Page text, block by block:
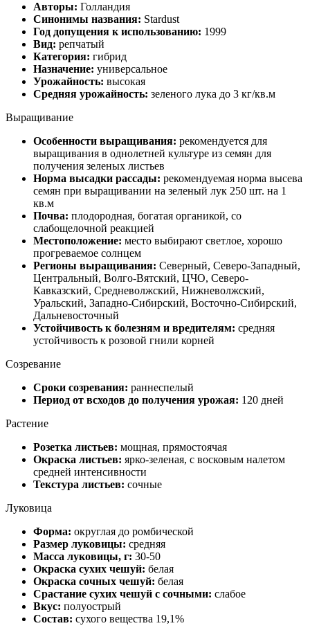
Авторы: Голландия
Синонимы названия: Stardust
Год допущения к использованию: 1999
Вид: репчатый
Категория: гибрид
Назначение: универсальное
Урожайность: высокая
Средняя урожайность: зеленого лука до 3 кг/кв.м
Выращивание
Особенности выращивания: рекомендуется для
выращивания в однолетней культуре из семян для
получения зеленых листьев
Норма высадки рассады: рекомендуемая норма высева
семян при выращивании на зеленый лук 250 шт. на 1
кв.м
Почва: плодородная, богатая органикой, со
слабощелочной реакцией
Местоположение: место выбирают светлое, хорошо
прогреваемое солнцем
Регионы выращивания: Северный, Северо-Западный,
Центральный, Волго-Вятский, ЦЧО, Северо-
Кавказский, Средневолжский, Нижневолжский,
Уральский, Западно-Сибирский, Восточно-Сибирский,
Дальневосточный
Устойчивость к болезням и вредителям: средняя
устойчивость к розовой гнили корней
Созревание
Сроки созревания: раннеспелый
Период от всходов до получения урожая: 120 дней
Растение
Розетка листьев: мощная, прямостоячая
Окраска листьев: ярко-зеленая, с восковым налетом
средней интенсивности
Текстура листьев: сочные
Луковица
Форма: округлая до ромбической
Размер луковицы: средняя
Масса луковицы, г: 30-50
Окраска сухих чешуй: белая
Окраска сочных чешуй: белая
Срастание сухих чешуй с сочными: слабое
Вкус: полуострый
Состав: сухого вещества 19,1%